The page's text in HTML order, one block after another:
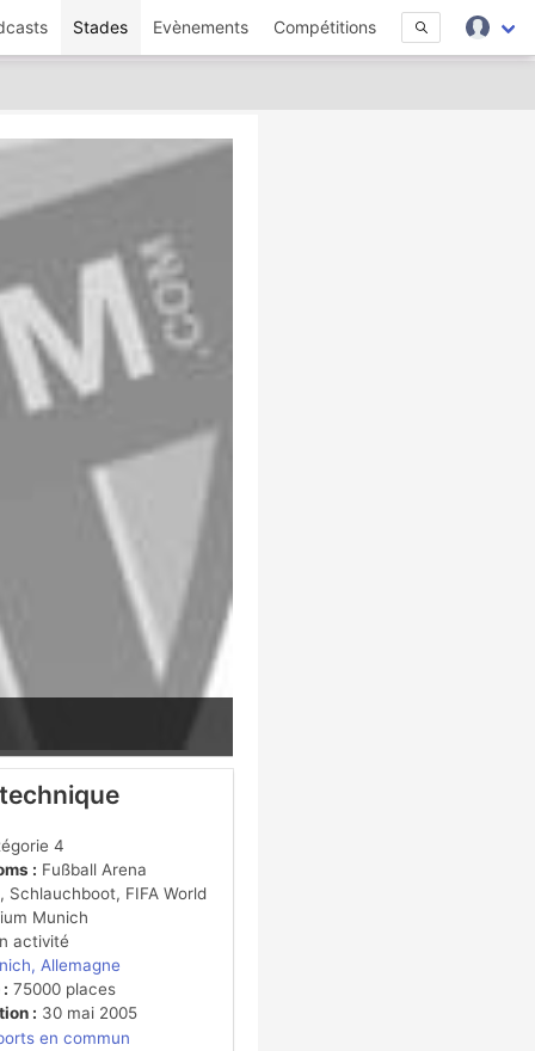
Stades Evènements Compétitions
4
: Fußball Arena
Schlauchboot, FIFA World
Munich
activité
Allemagne
75000 places
: 30 mai 2005
en commun